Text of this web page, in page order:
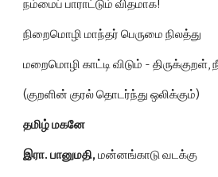
நம்மைப் பாராட்டும் விதமாக!
நிறைமொழி மாந்தர் பெருமை நிலத்து
மறைமொழி காட்டி விடும் - திருக்குறள்,
(குறளின் குரல் தொடர்ந்து ஒலிக்கும்)
தமிழ் மகனே
இரா. பானுமதி, மன்னங்காடு வடக்கு